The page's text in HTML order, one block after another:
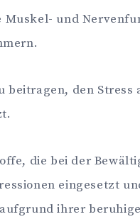
und
beitragen, den
die bei der
eingesetzt
ihrer